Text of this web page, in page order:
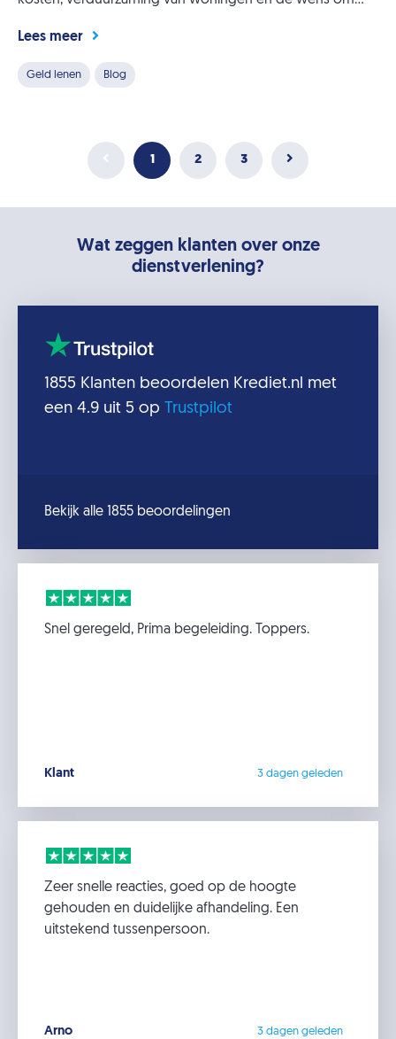
Lees meer
Geld lenen Blog
1 2 3
Wat zeggen klanten over onze
dienstverlening?
1855 Klanten beoordelen Krediet.nl met
een 4.9 uit 5 op Trustpilot
Bekijk alle 1855 beoordelingen
Snel geregeld, Prima begeleiding. Toppers.
Klant 3 dagen geleden
Zeer snelle reacties, goed op de hoogte
gehouden en duidelijke afhandeling. Een
uitstekend tussenpersoon.
Arno 3 dagen geleden